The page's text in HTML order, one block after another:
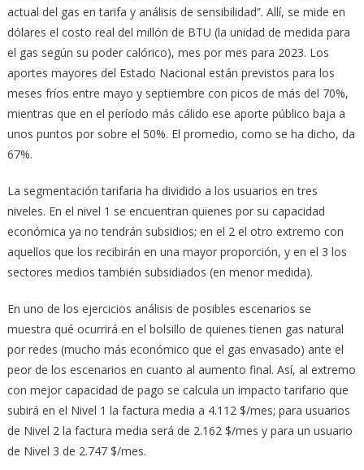
actual del gas en tarifa y análisis de sensibilidad”. Allí, se mide en
dólares el costo real del millón de BTU (la unidad de medida para
el gas según su poder calórico), mes por mes para 2023. Los
aportes mayores del Estado Nacional están previstos para los
meses fríos entre mayo y septiembre con picos de más del 70%,
mientras que en el período más cálido ese aporte público baja a
unos puntos por sobre el 50%. El promedio, como se ha dicho, da
67%.
La segmentación tarifaria ha dividido a los usuarios en tres
niveles. En el nivel 1 se encuentran quienes por su capacidad
económica ya no tendrán subsidios; en el 2 el otro extremo con
aquellos que los recibirán en una mayor proporción, y en el 3 los
sectores medios también subsidiados (en menor medida).
En uno de los ejercicios análisis de posibles escenarios se
muestra qué ocurrirá en el bolsillo de quienes tienen gas natural
por redes (mucho más económico que el gas envasado) ante el
peor de los escenarios en cuanto al aumento final. Así, al extremo
con mejor capacidad de pago se calcula un impacto tarifario que
subirá en el Nivel 1 la factura media a 4.112 $/mes; para usuarios
de Nivel 2 la factura media será de 2.162 $/mes y para un usuario
de Nivel 3 de 2.747 $/mes.